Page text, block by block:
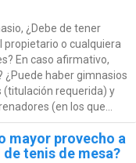
¿Debe de tener
propietario o cualquiera
En caso afirmativo,
¿Puede haber gimnasios
(titulación requerida) y
(en los que...
mayor provecho a
tenis de mesa?